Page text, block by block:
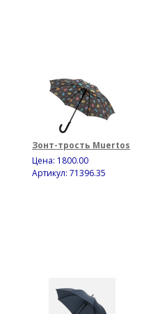
Зонт-трость Muertos
Цена: 1800.00
Артикул: 71396.35